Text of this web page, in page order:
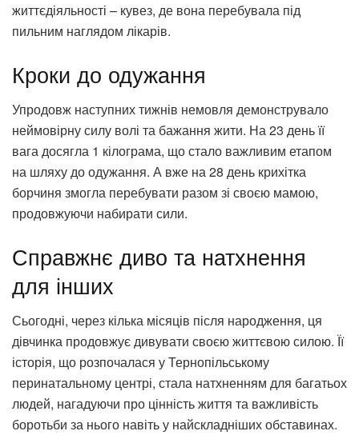
життєдіяльності – кувез, де вона перебувала під
пильним наглядом лікарів.
Кроки до одужання
Упродовж наступних тижнів немовля демонструвало
неймовірну силу волі та бажання жити. На 23 день її
вага досягла 1 кілограма, що стало важливим етапом
на шляху до одужання. А вже на 28 день крихітка
борчиня змогла перебувати разом зі своєю мамою,
продовжуючи набирати сили.
Справжнє диво та натхнення
для інших
Сьогодні, через кілька місяців після народження, ця
дівчинка продовжує дивувати своєю життєвою силою. Її
історія, що розпочалася у Тернопільському
перинатальному центрі, стала натхненням для багатьох
людей, нагадуючи про цінність життя та важливість
боротьби за нього навіть у найскладніших обставинах.